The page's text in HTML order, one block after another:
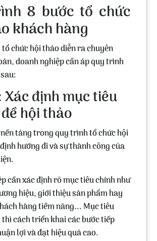
8 bước tổ chức
khách hàng
chức hội thảo diễn ra chuyên
doanh nghiệp cần áp quy trình
Xác định mục tiêu
hội thảo
tảng trongquy trình tổ chức hội
hướng đi và sự thành công của
cầnxác định rõ mục tiêuchính như
hiệu, giới thiệu sản phẩm hay
hàng tiềm năng... Mục tiêu
cách triển khai các bước tiếp
lợi và đạt hiệu quả cao.